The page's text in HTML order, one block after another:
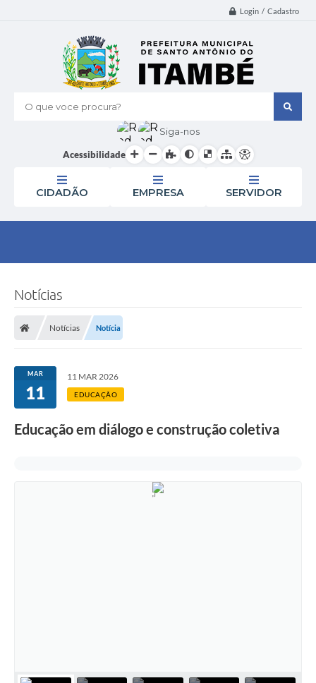
Login / Cadastro
O que voce procura?
Siga-nos
Acessibilidade
CIDADÃO EMPRESA SERVIDOR
Notícias
Notícias Notícia
MAR
11
11 MAR 2026
EDUCAÇÃO
Educação em diálogo e construção coletiva